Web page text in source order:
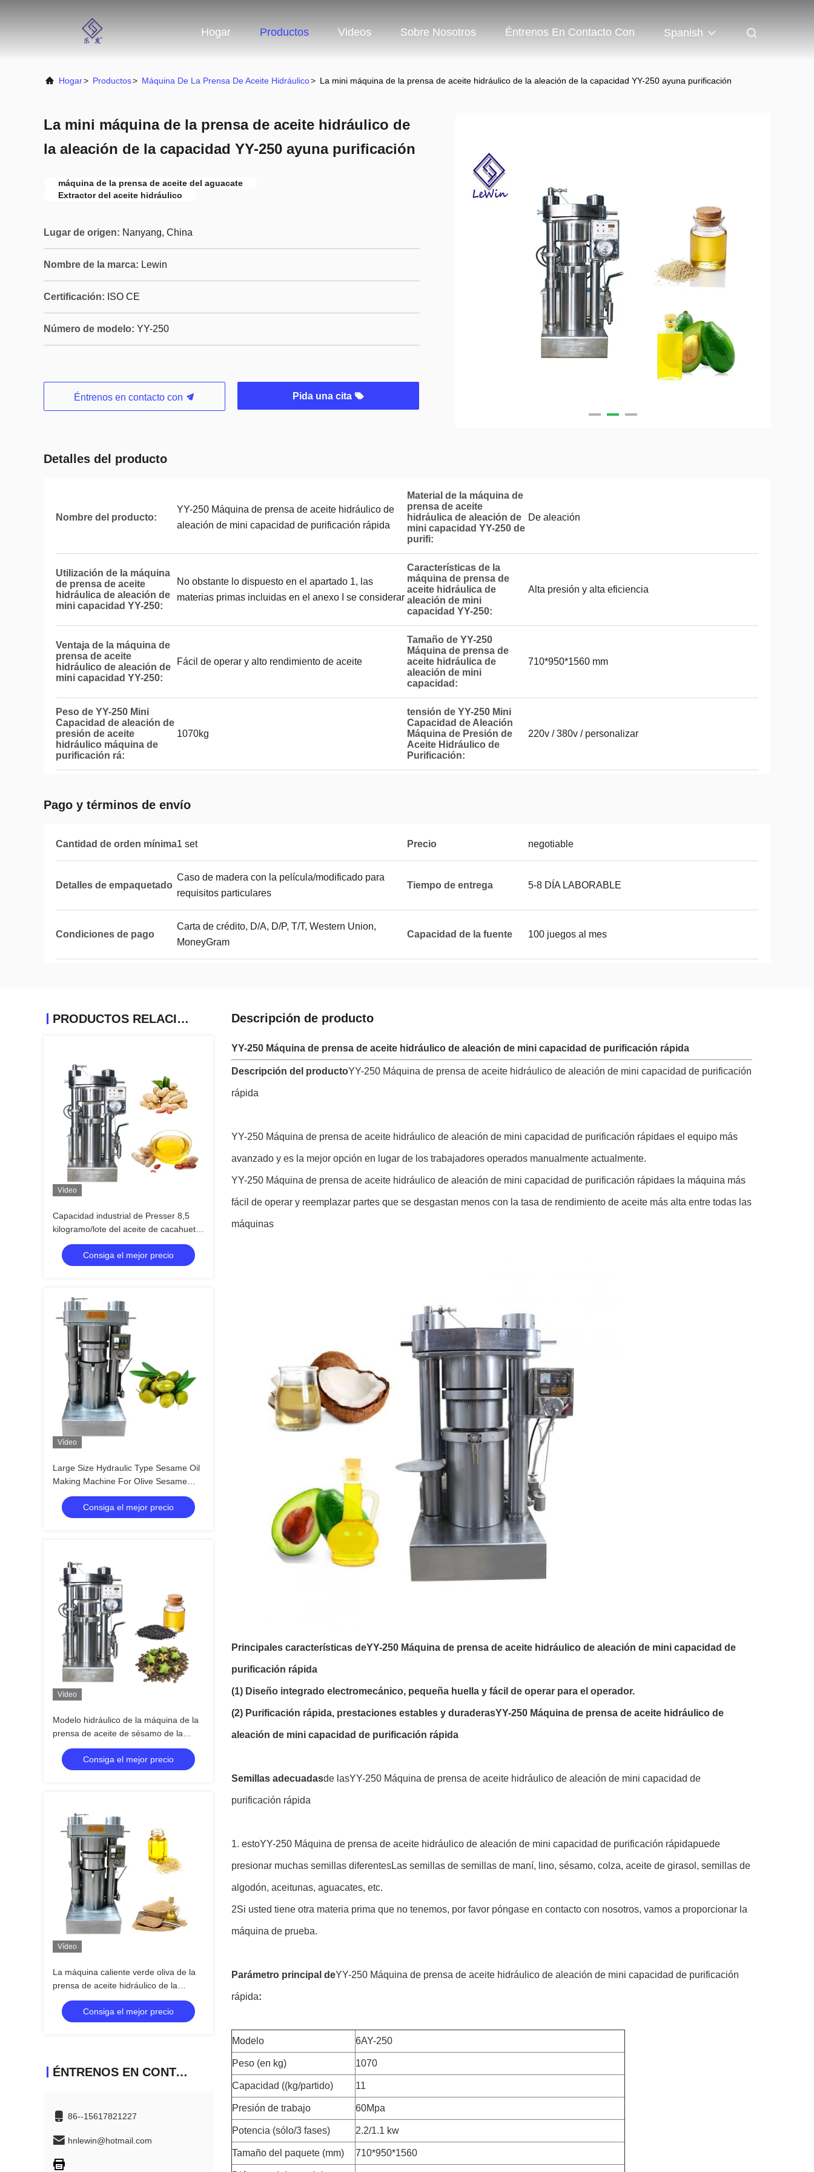
Hogar Productos Videos Sobre Nosotros Éntrenos En Contacto Con Spanish
Hogar> Productos> Máquina De La Prensa De Aceite Hidráulico> La mini máquina de la prensa de aceite hidráulico de la aleación de la capacidad YY-250 ayuna purificación
La mini máquina de la prensa de aceite hidráulico de
la aleación de la capacidad YY-250 ayuna purificación
máquina de la prensa de aceite del aguacate
Extractor del aceite hidráulico
Lugar de origen: Nanyang, China
Nombre de la marca: Lewin
Certificación: ISO CE
Número de modelo: YY-250
Éntrenos en contacto con Pida una cita
Detalles del producto
Nombre del producto:
YY-250 Máquina de prensa de aceite hidráulico de
aleación de mini capacidad de purificación rápida
Material de la máquina de
prensa de aceite
hidráulica de aleación de
mini capacidad YY-250 de
purifi:
De aleación
Utilización de la máquina
de prensa de aceite
hidráulica de aleación de
mini capacidad YY-250:
No obstante lo dispuesto en el apartado 1, las
materias primas incluidas en el anexo I se considerar
Características de la
máquina de prensa de
aceite hidráulica de
aleación de mini
capacidad YY-250:
Alta presión y alta eficiencia
Ventaja de la máquina de
prensa de aceite
hidráulico de aleación de
mini capacidad YY-250:
Fácil de operar y alto rendimiento de aceite
Tamaño de YY-250
Máquina de prensa de
aceite hidráulica de
aleación de mini
capacidad:
710*950*1560 mm
Peso de YY-250 Mini
Capacidad de aleación de
presión de aceite
hidráulico máquina de
purificación rá:
1070kg
tensión de YY-250 Mini
Capacidad de Aleación
Máquina de Presión de
Aceite Hidráulico de
Purificación:
220v / 380v / personalizar
Pago y términos de envío
Cantidad de orden mínima1 set Precio negotiable
Detalles de empaquetado
Caso de madera con la película/modificado para
requisitos particulares
Tiempo de entrega 5-8 DÍA LABORABLE
Condiciones de pago
Carta de crédito, D/A, D/P, T/T, Western Union,
MoneyGram
Capacidad de la fuente 100 juegos al mes
PRODUCTOS RELACIONADOS
Vídeo
Capacidad industrial de Presser 8,5
kilogramo/lote del aceite de cacahuete
de la máquina de la prensa de aceite
hidráulicoConsiga el mejor precio
Vídeo
Large Size Hydraulic Type Sesame Oil
Making Machine For Olive Sesame
Avocado
Consiga el mejor precio
Vídeo
Modelo hidráulico de la máquina de la
prensa de aceite de sésamo de la
eficacia alta
Consiga el mejor precio
Vídeo
La máquina caliente verde oliva de la
prensa de aceite hidráulico de la
prensa del sésamo modifica voltaje
para requisitos particulares
Consiga el mejor precio
ÉNTRENOS EN CONTACTO CON
86--15617821227
hnlewin@hotmail.com
Descripción de producto
YY-250 Máquina de prensa de aceite hidráulico de aleación de mini capacidad de purificación rápida
Descripción del productoYY-250 Máquina de prensa de aceite hidráulico de aleación de mini capacidad de purificación
rápida
YY-250 Máquina de prensa de aceite hidráulico de aleación de mini capacidad de purificación rápidaes el equipo más
avanzado y es la mejor opción en lugar de los trabajadores operados manualmente actualmente.
YY-250 Máquina de prensa de aceite hidráulico de aleación de mini capacidad de purificación rápidaes la máquina más
fácil de operar y reemplazar partes que se desgastan menos con la tasa de rendimiento de aceite más alta entre todas las
máquinas
Principales características deYY-250 Máquina de prensa de aceite hidráulico de aleación de mini capacidad de
purificación rápida
(1) Diseño integrado electromecánico, pequeña huella y fácil de operar para el operador.
(2) Purificación rápida, prestaciones estables y duraderasYY-250 Máquina de prensa de aceite hidráulico de
aleación de mini capacidad de purificación rápida
Semillas adecuadasde lasYY-250 Máquina de prensa de aceite hidráulico de aleación de mini capacidad de
purificación rápida
1. estoYY-250 Máquina de prensa de aceite hidráulico de aleación de mini capacidad de purificación rápidapuede
presionar muchas semillas diferentesLas semillas de semillas de maní, lino, sésamo, colza, aceite de girasol, semillas de
algodón, aceitunas, aguacates, etc.
2Si usted tiene otra materia prima que no tenemos, por favor póngase en contacto con nosotros, vamos a proporcionar la
máquina de prueba.
Parámetro principal deYY-250 Máquina de prensa de aceite hidráulico de aleación de mini capacidad de purificación
rápida:
Modelo 6AY-250
Peso (en kg) 1070
Capacidad ((kg/partido) 11
Presión de trabajo 60Mpa
Potencia (sólo/3 fases) 2.2/1.1 kw
Tamaño del paquete (mm) 710*950*1560